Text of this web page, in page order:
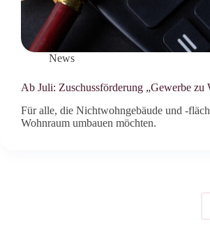
News
Ab Juli: Zuschussförderung „Gewerbe zu
Für alle, die Nichtwohngebäude und -
Wohnraum umbauen möchten.